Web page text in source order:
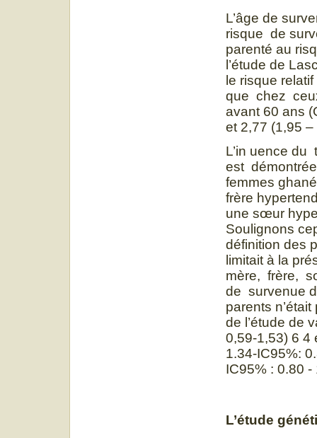
L’âge de
risque de
parenté au
l’étude de
le risque
que chez
avant 60 ans
et 2,77 (1,95
L’in uence
est
femmes
frère
une sœur
Soulignons
définition des
limitait à la
mère, frère,
de survenue
parents
de l’étude de
0,59-1,53) 6 4
1.34-IC95%:
IC95% : 0.80
L’étude